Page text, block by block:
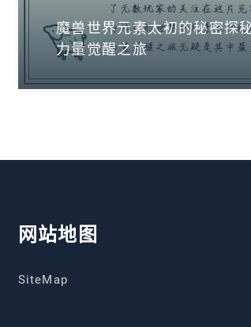
魔兽世界元素太初的秘密探
力量觉醒之旅
网站地图
SiteMap